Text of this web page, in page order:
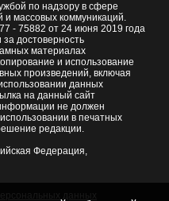
по надзору в сфере
и массовых коммуникаций.
- 75882 от 24 июня 2019 года
за достоверность
материалах
и использование
произведений, включая
данных
на данный сайт
не должен
в печатных
редакции.
Федерация,